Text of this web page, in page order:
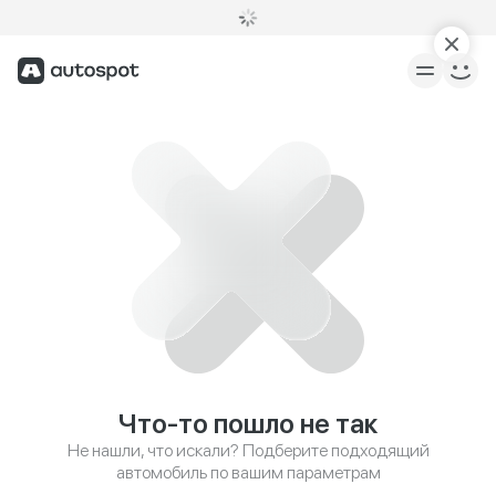
Что-то пошло не так
Не нашли, что искали? Подберите подходящий
автомобиль по вашим параметрам